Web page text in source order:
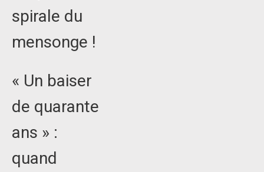
spirale du
mensonge !
« Un baiser
de quarante
ans » :
quand